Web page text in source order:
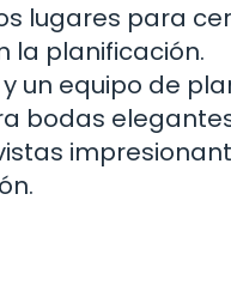
lugares para
la planificación.
un equipo de
bodas